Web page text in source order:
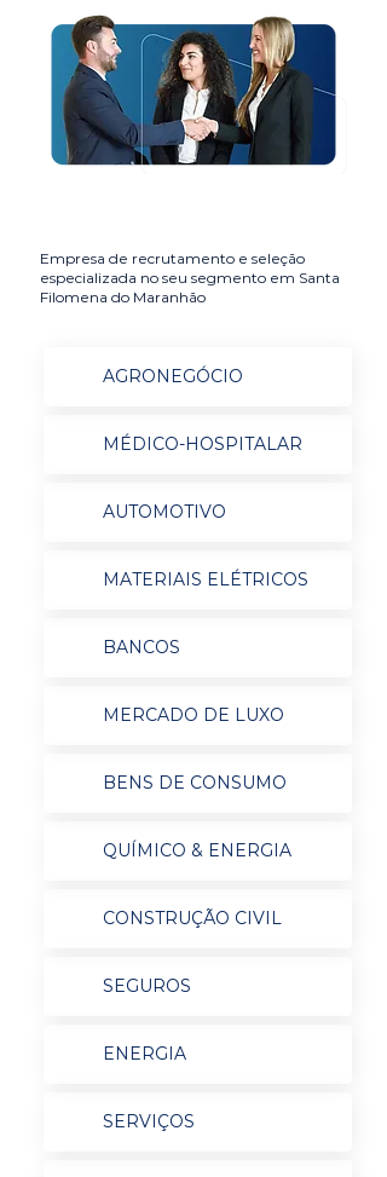
Empresa de recrutamento e seleção
especializada no seu segmento em Santa
Filomena do Maranhão
AGRONEGÓCIO
MÉDICO-HOSPITALAR
AUTOMOTIVO
MATERIAIS ELÉTRICOS
BANCOS
MERCADO DE LUXO
BENS DE CONSUMO
QUÍMICO & ENERGIA
CONSTRUÇÃO CIVIL
SEGUROS
ENERGIA
SERVIÇOS